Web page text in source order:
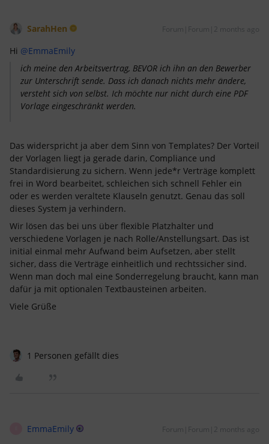
SarahHen Forum|Forum|2 months ago
Hi ​ @EmmaEmily
ich meine den Arbeitsvertrag, BEVOR ich ihn an den Bewerber
zur Unterschrift sende. Dass ich danach nichts mehr ändere,
versteht sich von selbst. Ich möchte nur nicht durch eine PDF
Vorlage eingeschränkt werden.
Das widerspricht ja aber dem Sinn von Templates? Der Vorteil
der Vorlagen liegt ja gerade darin, Compliance und
Standardisierung zu sichern. Wenn jede*r Verträge komplett
frei in Word bearbeitet, schleichen sich schnell Fehler ein
oder es werden veraltete Klauseln genutzt. Genau das soll
dieses System ja verhindern.
Wir lösen das bei uns über flexible Platzhalter und
verschiedene Vorlagen je nach Rolle/Anstellungsart. Das ist
initial einmal mehr Aufwand beim Aufsetzen, aber stellt
sicher, dass die Verträge einheitlich und rechtssicher sind.
Wenn man doch mal eine Sonderregelung braucht, kann man
dafür ja mit optionalen Textbausteinen arbeiten.
Viele Grüße
1 Personen gefällt dies
EmmaEmily Forum|Forum|2 months ago